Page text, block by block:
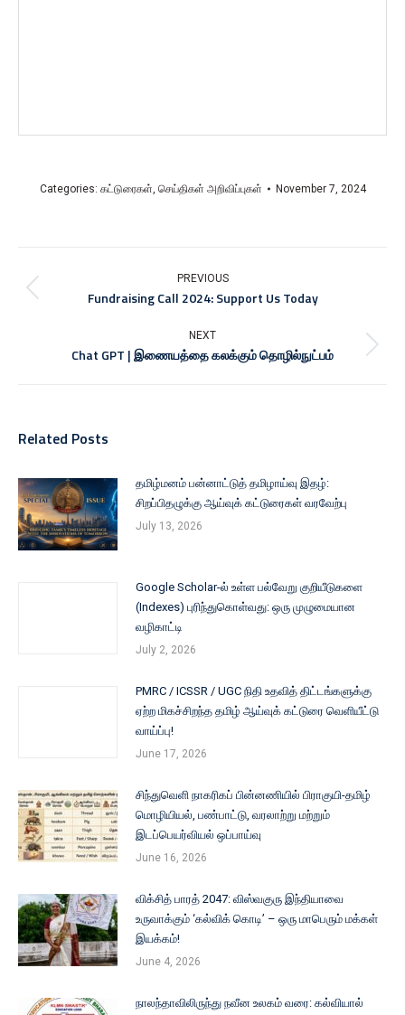
Categories: கட்டுரைகள், செய்திகள் அறிவிப்புகள் November 7, 2024
PREVIOUS
Fundraising Call 2024: Support Us Today
NEXT
Chat GPT | இணையத்தை கலக்கும் தொழில்நுட்பம்
Related Posts
தமிழ்மனம் பன்னாட்டுத் தமிழாய்வு இதழ்:
சிறப்பிதழுக்கு ஆய்வுக் கட்டுரைகள் வரவேற்பு
July 13, 2026
Google Scholar-ல் உள்ள பல்வேறு குறியீடுகளை
(Indexes) புரிந்துகொள்வது: ஒரு முழுமையான
வழிகாட்டி
July 2, 2026
PMRC / ICSSR / UGC நிதி உதவித் திட்டங்களுக்கு
ஏற்ற மிகச்சிறந்த தமிழ் ஆய்வுக் கட்டுரை வெளியீட்டு
வாய்ப்பு!
June 17, 2026
சிந்துவெளி நாகரிகப் பின்னணியில் பிராகுயி-தமிழ்
மொழியியல், பண்பாட்டு, வரலாற்று மற்றும்
இடப்பெயர்வியல் ஒப்பாய்வு
June 16, 2026
விக்சித் பாரத் 2047: விஸ்வகுரு இந்தியாவை
உருவாக்கும் ‘கல்விக் கொடி’ – ஒரு மாபெரும் மக்கள்
இயக்கம்!
June 4, 2026
நாலந்தாவிலிருந்து நவீன உலகம் வரை: கல்வியால்